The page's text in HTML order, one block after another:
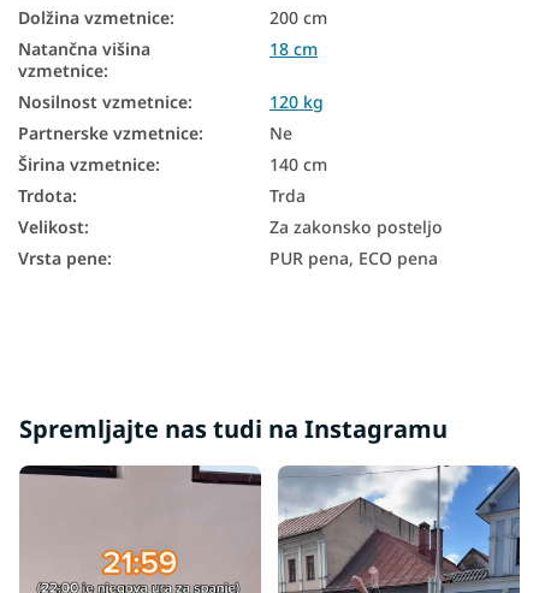
Pene vzmetnice 140x200
Trdota vzmetnice H4
Trde vzmetnice 140x200
Dolžina vzmetnice:
200 cm
Natančna višina
vzmetnice:
18 cm
Nosilnost vzmetnice:
120 kg
Partnerske vzmetnice:
Ne
Širina vzmetnice:
140 cm
Trdota:
Trda
Velikost:
Za zakonsko posteljo
Vrsta pene: PUR pena, ECO pena
Spremljajte nas tudi na Instagramu